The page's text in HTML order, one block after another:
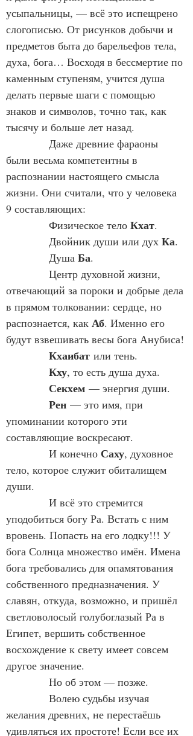
усыпальницы, — всё это испещрено
слогописью. От рисунков добычи и
предметов быта до барельефов тела,
духа, бога… Восходя в бессмертие по
каменным ступеням, учится душа
делать первые шаги с помощью
знаков и символов, точно так, как
тысячу и больше лет назад.
Даже древние фараоны
были весьма компетентны в
распознании настоящего смысла
жизни. Они считали, что у человека
9 составляющих:
Физическое тело Кхат.
Двойник души или дух Ка.
Душа Ба.
Центр духовной жизни,
отвечающий за пороки и добрые дела
в прямом толковании: сердце, но
распознается, как Аб. Именно его
будут взвешивать весы бога Анубиса!
Кхаибат или тень.
Кху, то есть душа духа.
Секхем — энергия души.
Рен — это имя, при
упоминании которого эти
составляющие воскресают.
И конечно Саху, духовное
тело, которое служит обиталищем
души.
И всё это стремится
уподобиться богу Ра. Встать с ним
вровень. Попасть на его лодку!!! У
бога Солнца множество имён. Имена
бога требовались для опамятования
собственного предназначения. У
славян, откуда, возможно, и пришёл
светловолосый голубоглазый Ра в
Египет, вершить собственное
восхождение к свету имеет совсем
другое значение.
Но об этом — позже.
Волею судьбы изучая
желания древних, не перестаёшь
удивляться их простоте! Если все их